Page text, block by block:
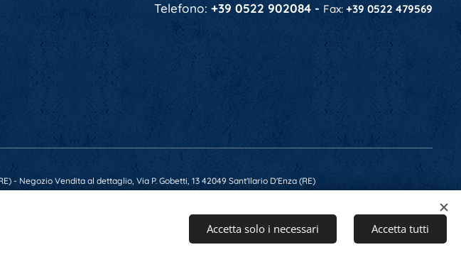
Telefono: +39 0522 902084 - Fax: +39 0522 479569
- Negozio Vendita al dettaglio, Via P. Gobetti, 13 42049 Sant'Ilario D'Enza (RE)
Accetta solo i necessari Accetta tutti